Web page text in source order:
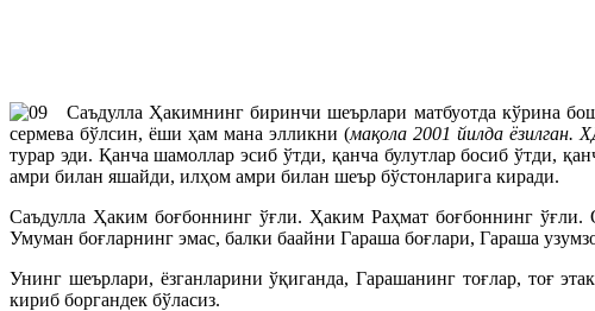
Саъдулла Ҳакимнинг биринчи шеърлари матбуотда кўрина
сермева бўлсин, ёши ҳам мана элликни (мақола 2001 йилда ёзилган.
турар эди. Қанча шамоллар эсиб ўтди, қанча булутлар босиб ўтди,
амри билан яшайди, илҳом амри билан шеър бўстонларига киради.
Саъдулла Ҳаким боғбоннинг ўғли. Ҳаким Раҳмат боғбоннинг ўғли.
Умуман боғларнинг эмас, балки баайни Гараша боғлари, Гараша
Унинг шеърлари, ёзганларини ўқиганда, Гарашанинг тоғлар, тоғ
кириб боргандек бўласиз.